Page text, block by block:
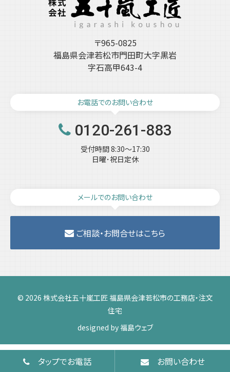
〒965-0825
福島県会津若松市門田町大字黒岩
字石高甲643-4
お電話でのお問い合わせ
0120-261-883
受付時間 8:30～17:30
日曜･祝日定休
メールでのお問い合わせ
ご相談・お問合せはこちら
タップでお電話 お問い合わせ
© 2026 株式会社五十嵐工匠 福島県会津若松市の工務店・注文
住宅
designed by福島ウェブ